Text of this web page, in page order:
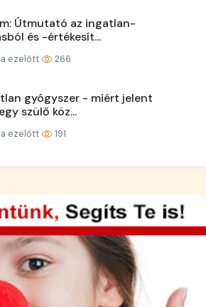
Útmutató az ingatlan-
és -értékesít...
ezelőtt 266
gyógyszer - miért jelent
szülő köz...
ezelőtt 191